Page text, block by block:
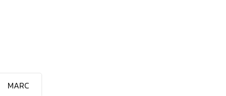
MARC